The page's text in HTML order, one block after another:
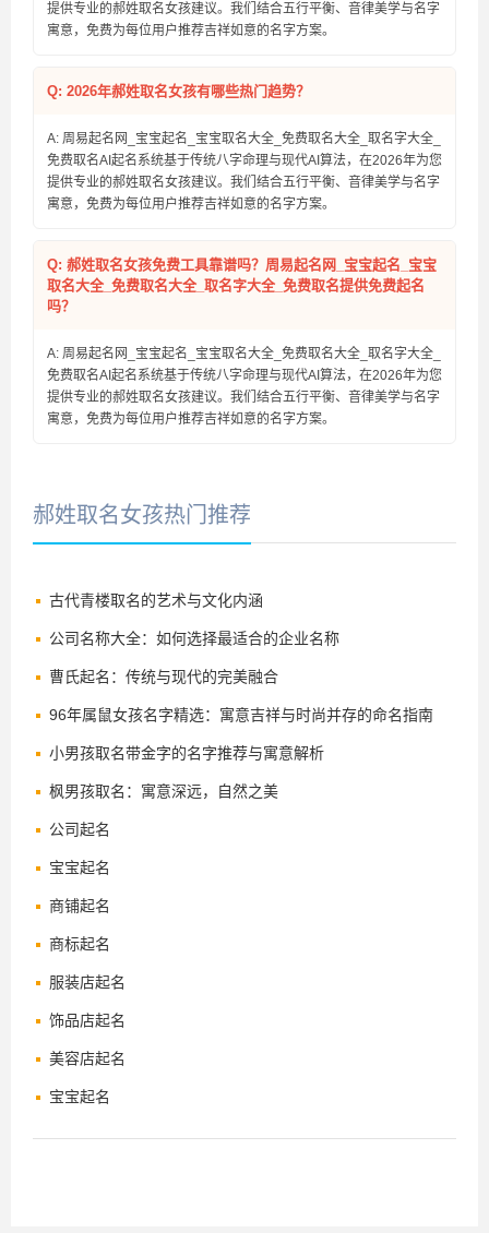
提供专业的郝姓取名女孩建议。我们结合五行平衡、音律美学与名字
寓意，免费为每位用户推荐吉祥如意的名字方案。
Q: 2026年郝姓取名女孩有哪些热门趋势？
A: 周易起名网_宝宝起名_宝宝取名大全_免费取名大全_取名字大全_
免费取名AI起名系统基于传统八字命理与现代AI算法，在2026年为您
提供专业的郝姓取名女孩建议。我们结合五行平衡、音律美学与名字
寓意，免费为每位用户推荐吉祥如意的名字方案。
Q: 郝姓取名女孩免费工具靠谱吗？周易起名网_宝宝起名_宝宝
取名大全_免费取名大全_取名字大全_免费取名提供免费起名
吗？
A: 周易起名网_宝宝起名_宝宝取名大全_免费取名大全_取名字大全_
免费取名AI起名系统基于传统八字命理与现代AI算法，在2026年为您
提供专业的郝姓取名女孩建议。我们结合五行平衡、音律美学与名字
寓意，免费为每位用户推荐吉祥如意的名字方案。
郝姓取名女孩热门推荐
古代青楼取名的艺术与文化内涵
公司名称大全：如何选择最适合的企业名称
曹氏起名：传统与现代的完美融合
96年属鼠女孩名字精选：寓意吉祥与时尚并存的命名指南
小男孩取名带金字的名字推荐与寓意解析
枫男孩取名：寓意深远，自然之美
公司起名
宝宝起名
商铺起名
商标起名
服装店起名
饰品店起名
美容店起名
宝宝起名